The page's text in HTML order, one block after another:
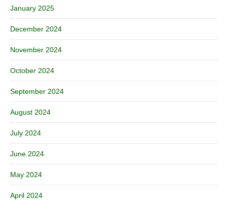
January 2025
December 2024
November 2024
October 2024
September 2024
August 2024
July 2024
June 2024
May 2024
April 2024